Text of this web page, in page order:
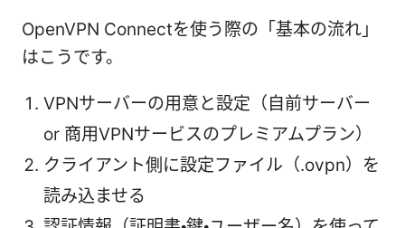
OpenVPN Connectを使う際の「基本の流れ」
はこうです。
VPNサーバーの用意と設定（自前サーバー
or 商用VPNサービスのプレミアムプラン）
クライアント側に設定ファイル（.ovpn）を
読み込ませる